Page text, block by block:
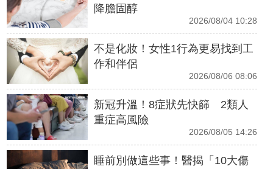
降膽固醇
2026/08/04 10:28
不是化妝！女性1行為更易找到工
作和伴侶
2026/08/06 08:06
新冠升溫！8症狀先快篩 2類人
重症高風險
2026/08/05 14:26
睡前別做這些事！醫揭「10大傷